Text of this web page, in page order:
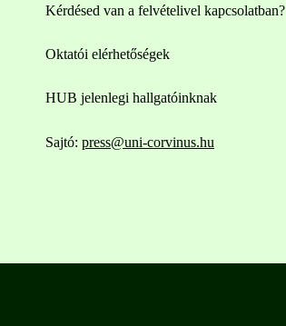
Kérdésed van a felvételivel kapcsolatban?
Oktatói elérhetőségek
HUB jelenlegi hallgatóinknak
Sajtó: press@uni-corvinus.hu